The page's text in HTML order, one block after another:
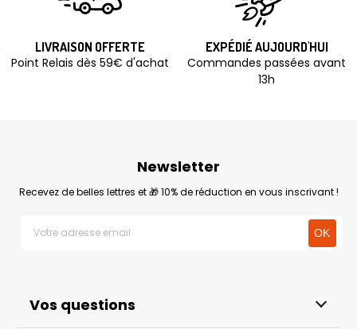
LIVRAISON OFFERTE
Point Relais dès 59€ d'achat
EXPÉDIÉ AUJOURD'HUI
Commandes passées avant
13h
Vos questions
Newsletter
Recevez de belles lettres et 🎁 10% de réduction en vous inscrivant !